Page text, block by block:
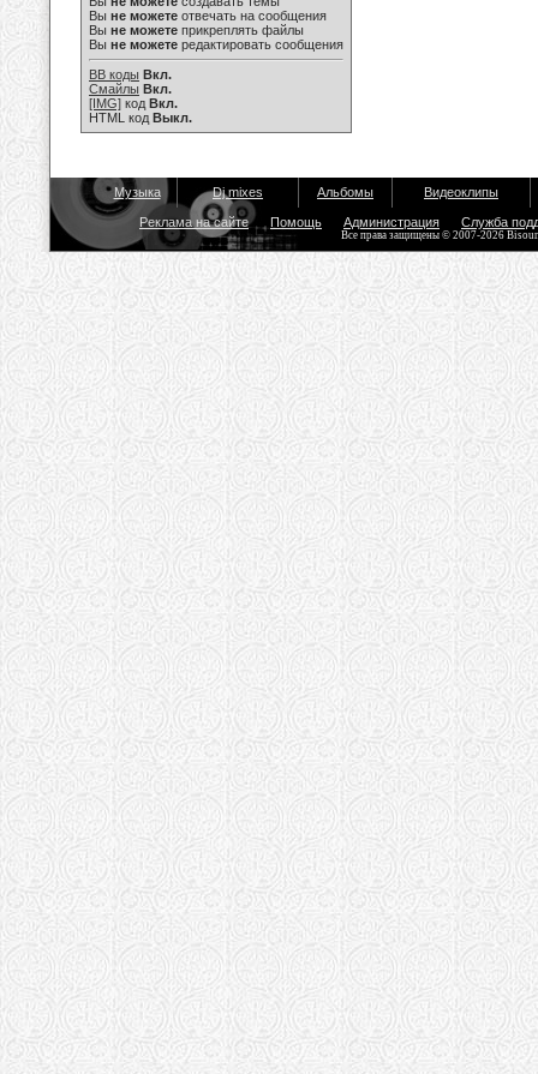
Вы не можете отвечать на сообщения
Вы не можете прикреплять файлы
Вы не можете редактировать сообщения
BB коды Вкл.
Смайлы Вкл.
[IMG] код Вкл.
HTML код Выкл.
Музыка Dj mixes Альбомы Видеоклипы
Реклама на сайте Помощь Администрация Служба
Все права защищены © 2007-2026